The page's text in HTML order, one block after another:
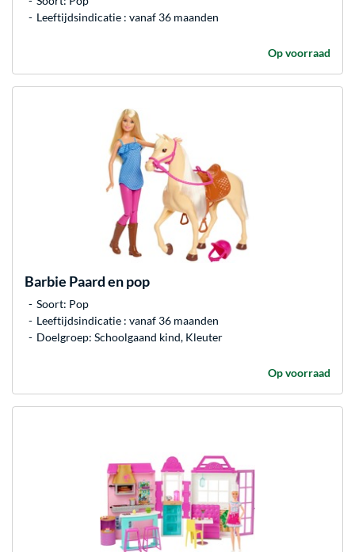
Leeftijdsindicatie : vanaf 36 maanden
Op voorraad
Barbie Paard en pop
Soort: Pop
Leeftijdsindicatie : vanaf 36 maanden
Doelgroep: Schoolgaand kind, Kleuter
Op voorraad